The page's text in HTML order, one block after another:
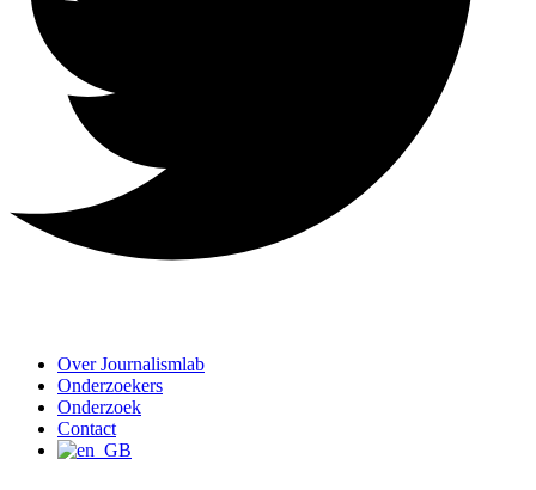
Over Journalismlab
Onderzoekers
Onderzoek
Contact